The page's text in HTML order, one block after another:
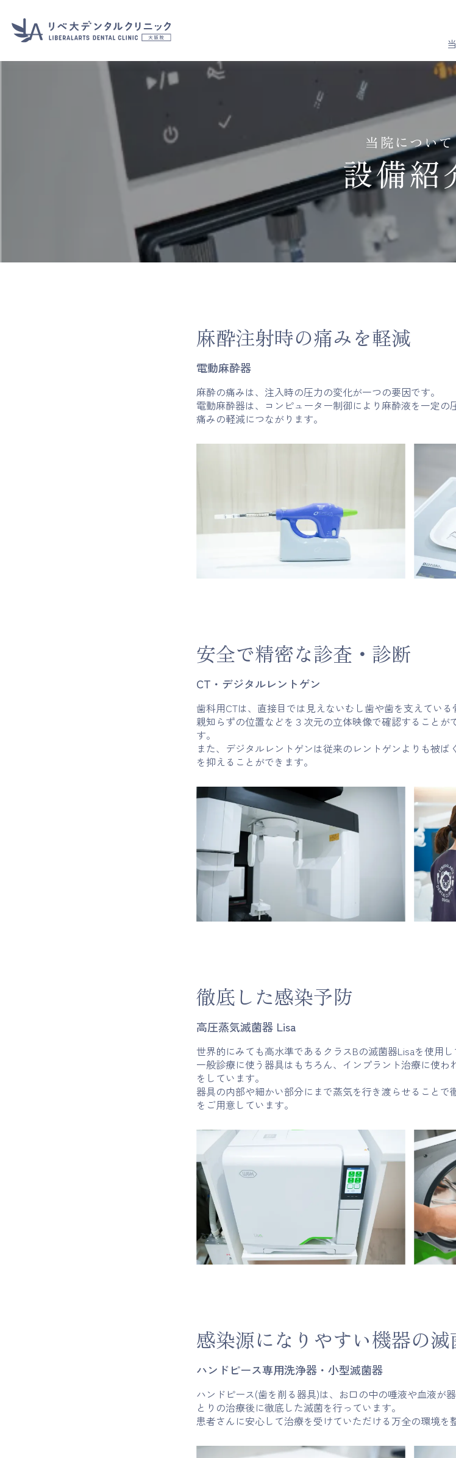
当院について
設備紹
麻酔注射時の痛みを軽減
電動麻酔器
麻酔の痛みは、注入時の圧力の変化が一つの要因です。
電動麻酔器は、コンピューター制御により麻酔液を一定の
痛みの軽減につながります。
安全で精密な診査・診断
CT・デジタルレントゲン
歯科用CTは、直接目では見えないむし歯や歯を支えている
親知らずの位置などを３次元の立体映像で確認することが
す。
また、デジタルレントゲンは従来のレントゲンよりも被
を抑えることができます。
徹底した感染予防
高圧蒸気滅菌器 Lisa
世界的にみても高水準であるクラスBの滅菌器Lisaを使用し
一般診療に使う器具はもちろん、インプラント治療に使わ
をしています。
器具の内部や細かい部分にまで蒸気を行き渡らせること
をご用意しています。
感染源になりやすい機器の滅
ハンドピース専用洗浄器・小型滅菌器
ハンドピース(歯を削る器具)は、お口の中の唾液や血液が
とりの治療後に徹底した滅菌を行っています。
患者さんに安心して治療を受けていただける万全の環境を